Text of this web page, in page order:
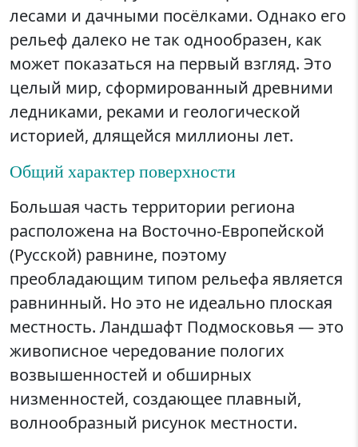
лесами и дачными посёлками. Однако его
рельеф далеко не так однообразен, как
может показаться на первый взгляд. Это
целый мир, сформированный древними
ледниками, реками и геологической
историей, длящейся миллионы лет.
Общий характер поверхности
Большая часть территории региона
расположена на Восточно-Европейской
(Русской) равнине, поэтому
преобладающим типом рельефа является
равнинный. Но это не идеально плоская
местность. Ландшафт Подмосковья — это
живописное чередование пологих
возвышенностей и обширных
низменностей, создающее плавный,
волнообразный рисунок местности.